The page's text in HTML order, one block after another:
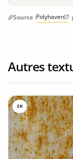
Source :Polyhaven
Autres
2K